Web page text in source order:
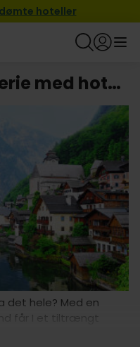
hoteller
Nyd en herlig Miniferie med hotel i Østrig
det hele? Med en
får I et tiltrængt
for at dyrke